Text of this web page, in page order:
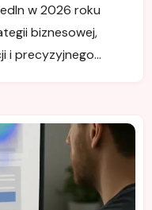
w 2026 roku
biznesowej,
i precyzyjnego…